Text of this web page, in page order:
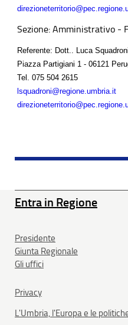
Sezione: Amministrativo -
Referente: Dott.. Luca Squadroni
Piazza Partigiani 1 - 06121
Tel.
075 504 2615
lsquadroni@regione.umbria.it
Entra in Regione
Presidente
Giunta Regionale
Gli uffici
Privacy
L'Umbria, l'Europa e le